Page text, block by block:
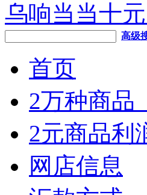
高级
首页
2万种商品
2元商品利
网店信息